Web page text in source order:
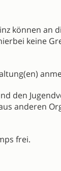
können an
keine
den
anderen
frei.